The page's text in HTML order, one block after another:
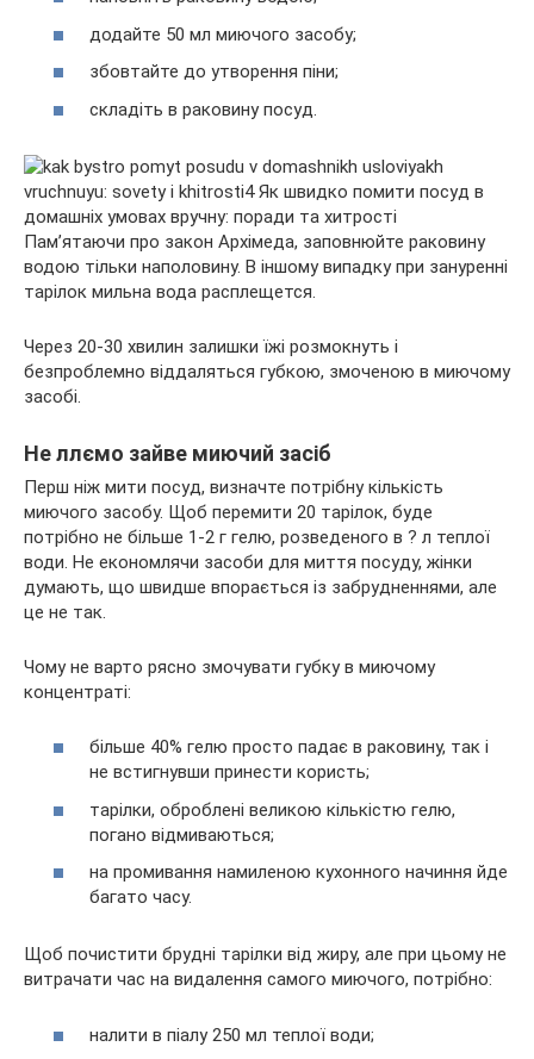
додайте 50 мл миючого засобу;
збовтайте до утворення піни;
складіть в раковину посуд.
Пам’ятаючи про закон Архімеда, заповнюйте раковину
водою тільки наполовину. В іншому випадку при зануренні
тарілок мильна вода расплещется.
Через 20-30 хвилин залишки їжі розмокнуть і
безпроблемно віддаляться губкою, змоченою в миючому
засобі.
Не ллємо зайве миючий засіб
Перш ніж мити посуд, визначте потрібну кількість
миючого засобу. Щоб перемити 20 тарілок, буде
потрібно не більше 1-2 г гелю, розведеного в ? л теплої
води. Не економлячи засоби для миття посуду, жінки
думають, що швидше впорається із забрудненнями, але
це не так.
Чому не варто рясно змочувати губку в миючому
концентраті:
більше 40% гелю просто падає в раковину, так і
не встигнувши принести користь;
тарілки, оброблені великою кількістю гелю,
погано відмиваються;
на промивання намиленою кухонного начиння йде
багато часу.
Щоб почистити брудні тарілки від жиру, але при цьому не
витрачати час на видалення самого миючого, потрібно:
налити в піалу 250 мл теплої води;